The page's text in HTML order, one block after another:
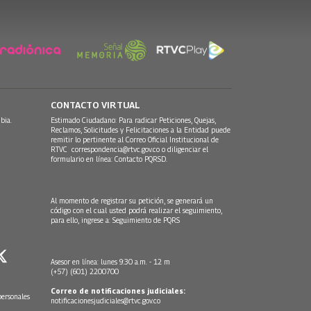
CONTACTO VIRTUAL
Estimado Ciudadano: Para radicar Peticiones, Quejas,
Reclamos, Solicitudes y Felicitaciones a la Entidad puede
remitir lo pertinente al Correo Oficial Institucional de
RTVC correspondencia@rtvc.gov.co o diligenciar el
formulario en línea: Contacto PQRSD.
Al momento de registrar su petición, se generará un
código con el cual usted podrá realizar el seguimiento,
para ello, ingrese a: Seguimiento de PQRS
Asesor en línea: lunes 9:30 a.m. - 12 m
(+57) (601) 2200700
Correo de notificaciones judiciales:
notificacionesjudiciales@rtvc.gov.co